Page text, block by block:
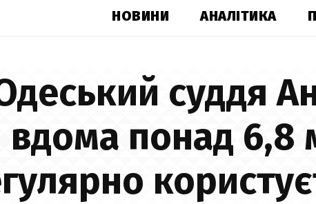
НОВИНИ АНАЛІТИКА
суддя
вдома понад 6,8